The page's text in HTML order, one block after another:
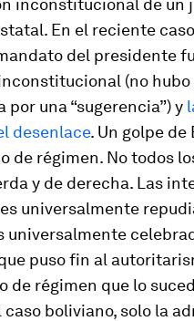
inconstitucional de un
En el reciente
del presidente
(no
una “sugerencia”) y
desenlace. Un golpe de
de régimen. No todos
y de derecha. Las
universalmente
universalmente
puso fin al
de régimen que lo
boliviano, solo la